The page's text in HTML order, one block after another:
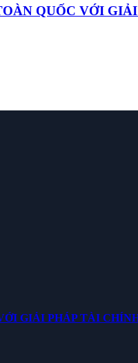
QUỐC VỚI
GIẢI PHÁP TÀI